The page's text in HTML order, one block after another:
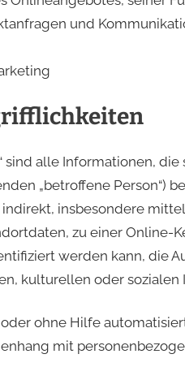
und
sind alle Informationen,
„betroffene Person“)
insbesondere
zu einer Online-
werden kann, die
kulturellen oder
ohne Hilfe
mit